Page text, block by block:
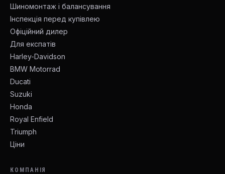
Шиномонтаж і балансування
Інспекція перед купівлею
Офіційний дилер
Для експатів
Harley-Davidson
BMW Motorrad
Ducati
Suzuki
Honda
Royal Enfield
Triumph
Ціни
КОМПАНІЯ